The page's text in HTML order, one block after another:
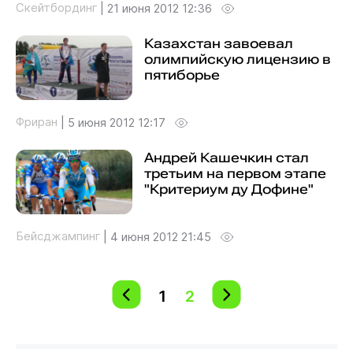
Скейтбординг 21 июня 2012 12:36
Казахстан завоевал
олимпийскую лицензию в
пятиборье
Фриран 5 июня 2012 12:17
Андрей Кашечкин стал
третьим на первом этапе
"Критериум ду Дофине"
Бейсджампинг 4 июня 2012 21:45
1 2